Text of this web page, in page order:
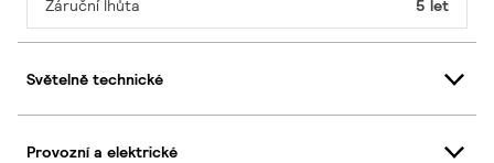
Záruční lhůta 5 let
Světelně technické
Provozní a elektrické